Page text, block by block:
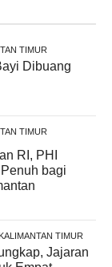
TIMUR
Dibuang
TIMUR
RI, PHI
bagi
KALIMANTAN TIMUR
Jajaran